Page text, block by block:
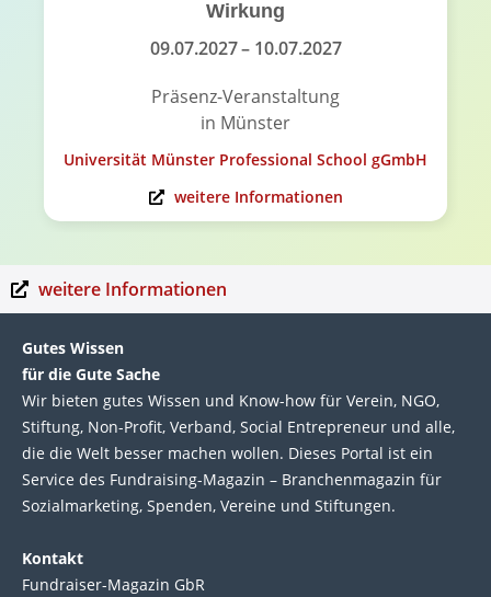
Wirkung
09.07.2027– 10.07.2027
Präsenz-Veranstaltung
in Münster
Universität Münster Professional School gGmbH
weitere Informationen
weitere Informationen
Gutes Wissen
für die Gute Sache
Wir bie­ten gutes Wis­sen und Know-how für Ver­ein, NGO,
Stif­tung, Non-Profit, Ver­band, Social Entre­pre­neur und alle,
die die Welt bes­ser machen wol­len. Die­ses Por­tal ist ein
Service des Fund­raising-Magazin – Bran­chen­magazin für
Sozial­marke­ting, Spen­den, Ver­eine und Stif­tun­gen.
Kontakt
Fundraiser-Magazin GbR